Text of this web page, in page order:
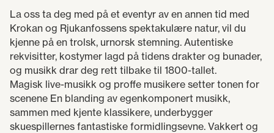
La oss ta deg med på et eventyr av en annen tid med
Krokan og Rjukanfossens spektakulære natur, vil du
kjenne på en trolsk, urnorsk stemning. Autentiske
rekvisitter, kostymer lagd på tidens drakter og bunader,
og musikk drar deg rett tilbake til 1800-tallet.
Magisk live-musikk og proffe musikere setter tonen for
scenene En blanding av egenkomponert musikk,
sammen med kjente klassikere, underbygger
skuespillernes fantastiske formidlingsevne. Vakkert og